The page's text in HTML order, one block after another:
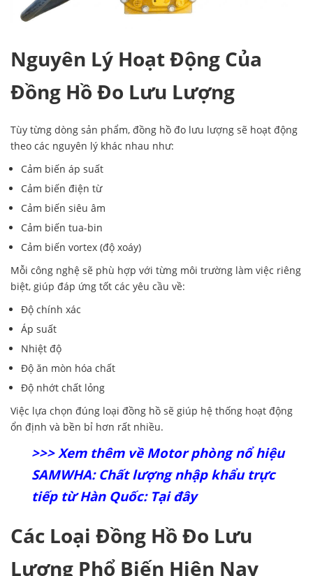
Nguyên Lý Hoạt Động Của
Đồng Hồ Đo Lưu Lượng
Tùy từng dòng sản phẩm, đồng hồ đo lưu lượng sẽ hoạt động
theo các nguyên lý khác nhau như:
Cảm biến áp suất
Cảm biến điện từ
Cảm biến siêu âm
Cảm biến tua-bin
Cảm biến vortex (độ xoáy)
Mỗi công nghệ sẽ phù hợp với từng môi trường làm việc riêng
biệt, giúp đáp ứng tốt các yêu cầu về:
Độ chính xác
Áp suất
Nhiệt độ
Độ ăn mòn hóa chất
Độ nhớt chất lỏng
Việc lựa chọn đúng loại đồng hồ sẽ giúp hệ thống hoạt động
ổn định và bền bỉ hơn rất nhiều.
>>> Xem thêm về Motor phòng nổ hiệu
SAMWHA: Chất lượng nhập khẩu trực
tiếp từ Hàn Quốc: Tại đây
Các Loại Đồng Hồ Đo Lưu
Lượng Phổ Biến Hiện Nay